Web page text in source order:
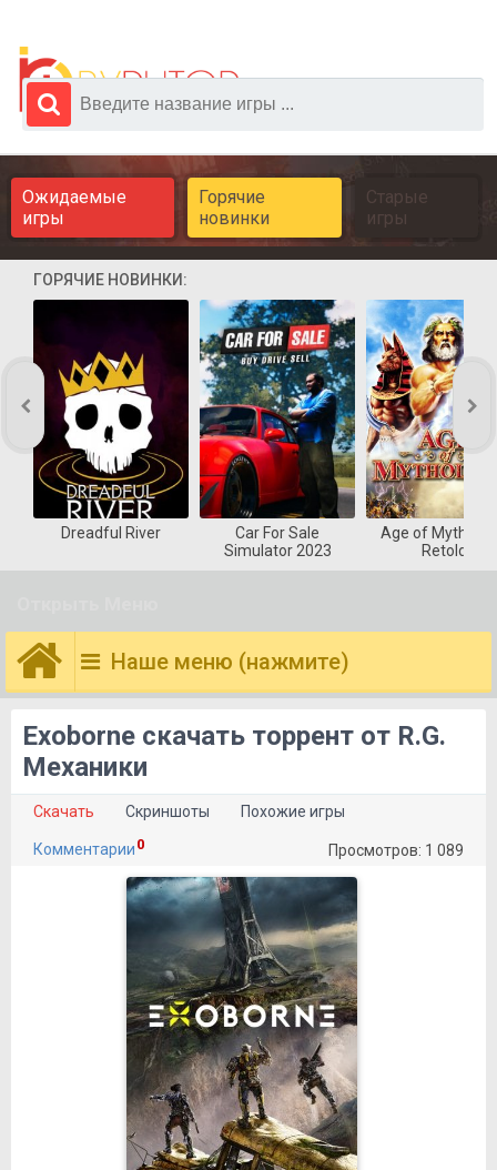
Ожидаемые
игры
Горячие
новинки
Старые
игры
ГОРЯЧИЕ НОВИНКИ:
Dreadful River
Car For Sale
Simulator 2023
Age of
Retold
Наше меню (нажмите)
Exoborne скачать торрент от R.G.
Механики
Скачать Скриншоты Похожие игры
Комментарии 0 Просмотров: 1 089